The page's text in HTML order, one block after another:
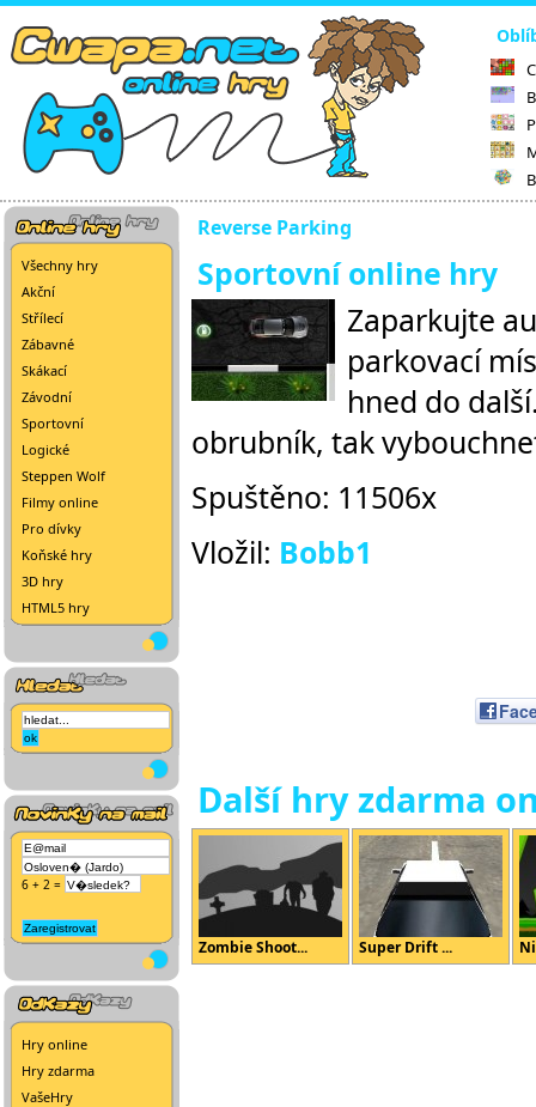
Všechny hry
Akční
Střílecí
Zábavné
Skákací
Závodní
Sportovní
Logické
Steppen Wolf
Filmy online
Pro dívky
Koňské hry
3D hry
HTML5 hry
6 + 2 =
Hry online
Hry zdarma
VašeHry
Reverse Parking
Sportovní online hry
Zaparkujte
parkovací
hned do
obrubník, tak
Spuštěno: 11506x
Vložil: Bobb1
Další hry zdarma
Zombie Shoot... Super Drift ...